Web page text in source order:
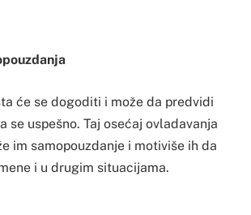
će se dogoditi i može da predvidi
se uspešno. Taj osećaj ovladavanja
im samopouzdanje i motiviše ih da
i u drugim situacijama.